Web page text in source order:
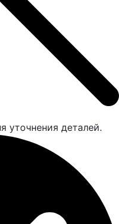
уточнения деталей.